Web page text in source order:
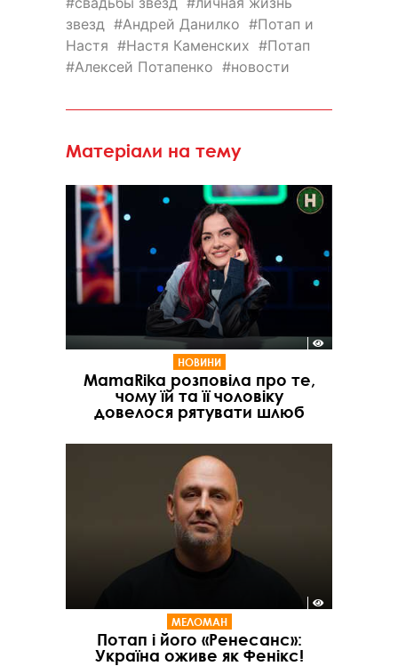
звезд
Андрей Данилко
Потап и
Настя
Настя Каменских
Потап
Алексей Потапенко
новости
Матеріали на тему
НОВИНИ
MamaRika розповіла про те,
чому їй та її чоловіку
довелося рятувати шлюб
МЕЛОМАН
Потап і його «Ренесанс»:
Україна оживе як Фенікс!